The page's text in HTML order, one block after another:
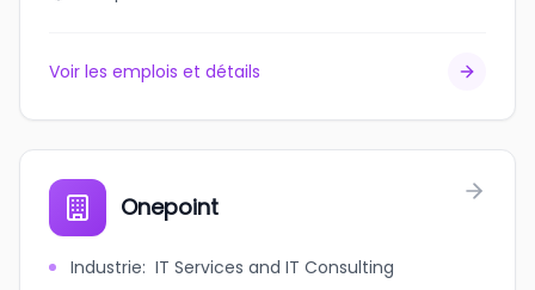
Voir les emplois et détails
Onepoint
Industrie: IT Services and IT Consulting